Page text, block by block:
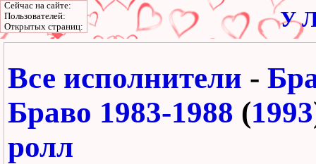
У
Все исполнители -
Браво 1983-1988 (1993
ролл
Сейчас на сайте:
Пользователей:
Открытых страниц: